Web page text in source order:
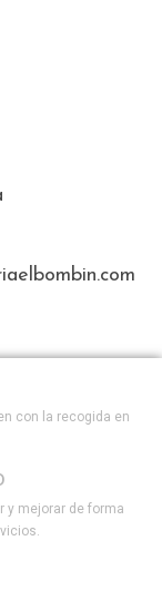
con la recogida en
y mejorar de forma